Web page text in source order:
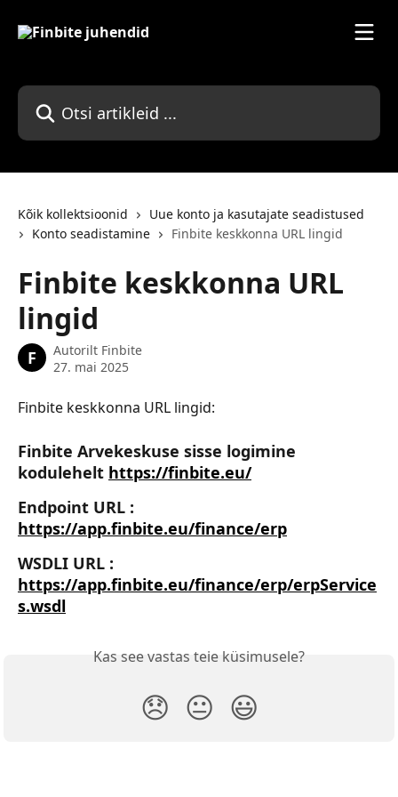
Otsi artikleid ...
Kõik kollektsioonid
Uue konto ja kasutajate seadistused
Konto seadistamine
Finbite keskkonna URL lingid
Finbite keskkonna URL
lingid
F Autorilt Finbite
27. mai 2025
Finbite keskkonna URL lingid:
Finbite Arvekeskuse sisse logimine
kodulehelt https://finbite.eu/
Endpoint URL :
https://app.finbite.eu/finance/erp
WSDLI URL :
https://app.finbite.eu/finance/erp/erpService
s.wsdl
Kas see vastas teie küsimusele?
😞 😐 😃